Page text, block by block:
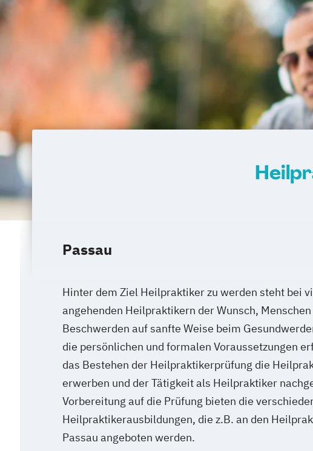
Passau
Hinter dem Ziel Heilpraktiker zu werden steht bei
angehenden Heilpraktikern der Wunsch,
Beschwerden auf sanfte Weise beim
die persönlichen und formalen Voraussetzungen
das Bestehen der Heilpraktikerprüfung die
erwerben und der Tätigkeit als Heilpraktiker
Vorbereitung auf die Prüfung bieten die
Heilpraktikerausbildungen, die z.B. an den
Passau angeboten werden.